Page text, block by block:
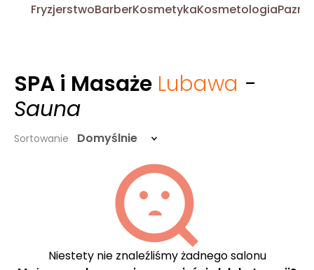
FryzjerstwoBarberKosmetykaKosmetologia
SPA i Masaże Lubawa -
Sauna
Sortowanie Domyślnie
Niestety nie znaleźliśmy żadnego salonu